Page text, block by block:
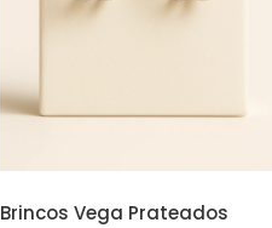
Brincos Vega Prateados